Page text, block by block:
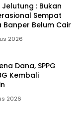
Jelutung : Bukan
Sempat
Belum Cair
2026
Dana, SPPG
Kembali
2026